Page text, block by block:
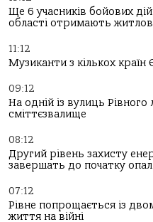
Ще 6 учасників бойових
області отримають
11:12
Музиканти з кількох
09:12
На одній із вулиць Рівного
сміттєзвалище
08:12
Другий рівень захисту
завершать до початку
07:12
Рівне попрощається із
життя на війні